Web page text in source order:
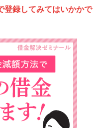
登録してみてはいかかで